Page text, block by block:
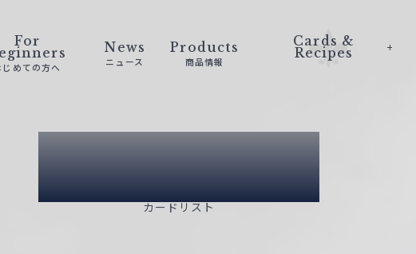
For
じめての方へ
News
ニュース
Products
商品情報
Cards &
Recipes
Card List
カードリスト